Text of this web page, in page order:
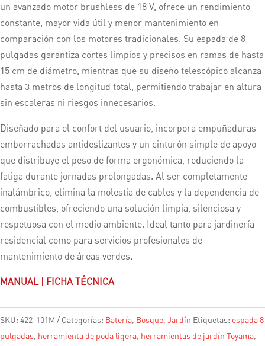
un avanzado motor brushless de 18 V, ofrece un rendimiento
constante, mayor vida útil y menor mantenimiento en
comparación con los motores tradicionales. Su espada de 8
pulgadas garantiza cortes limpios y precisos en ramas de hasta
15 cm de diámetro, mientras que su diseño telescópico alcanza
hasta 3 metros de longitud total, permitiendo trabajar en altura
sin escaleras ni riesgos innecesarios.
Diseñado para el confort del usuario, incorpora empuñaduras
emborrachadas antideslizantes y un cinturón simple de apoyo
que distribuye el peso de forma ergonómica, reduciendo la
fatiga durante jornadas prolongadas. Al ser completamente
inalámbrico, elimina la molestia de cables y la dependencia de
combustibles, ofreciendo una solución limpia, silenciosa y
respetuosa con el medio ambiente. Ideal tanto para jardinería
residencial como para servicios profesionales de
mantenimiento de áreas verdes.
MANUAL FICHA TÉCNICA
SKU: 422-101M Categorías: Batería Bosque Jardín Etiquetas: espada 8
pulgadas herramienta de poda ligera herramientas de jardín Toyama